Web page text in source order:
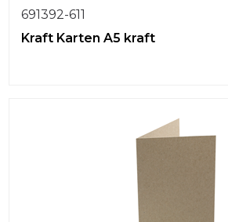
691392-611
Kraft Karten A5 kraft